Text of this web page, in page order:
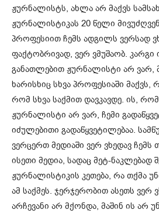
ჟურნალისტს, ახლა არ მაქვს
ჟურნალისტიკას 20 წელი
პროფესიით ჩემს ადგილს ვერსად
ფაქტობრივად, ვერ ვმუშაობ. კარგი
განათლებით ჟურნალისტი არ ვარ,
ხარისხიც სხვა პროფესიაში მაქვს,
რომ სხვა საქმით დავკავდე. ის,
ჟურნალისტი არ ვარ, ჩემი
იძულებითი გადაწყვეტილებაა.
ვერცერთ მედიაში ვერ ვხედავ
ისეთი მედია, სადაც მეტ-ნაკლებად
ჟურნალისტიკის კეთება, რა თქმა
ამ საქმეს. ჯერჯერობით ასეთს ვერ
არჩევანი არ მქონდა, მაშინ ის არ